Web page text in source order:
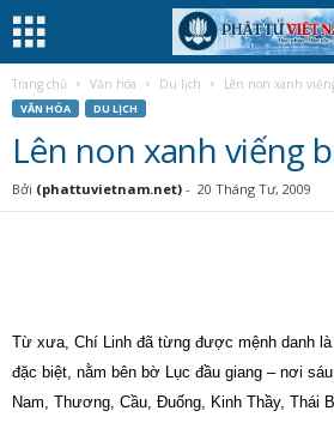
Trang chủ Văn hóa Du lịch Lên non xanh
VĂN HÓA DU LỊCH
Lên non xanh viếng
Bởi (phattuvietnam.net) - 20 Tháng Tư, 2009
Từ xưa, Chí Linh đã từng được mệnh danh
đặc biệt, nằm bên bờ Lục đầu giang – nơi
Nam, Thương, Cầu, Đuống, Kinh Thầy, Thái